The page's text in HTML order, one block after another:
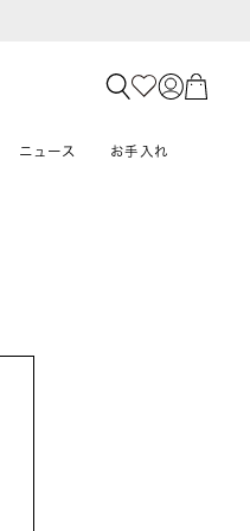
ニュース お手入れ